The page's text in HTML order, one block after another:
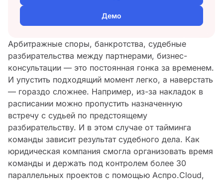
Арбитражные споры, банкротства, судебные
разбирательства между партнерами, бизнес-
консультации — это постоянная гонка за временем.
И упустить подходящий момент легко, а наверстать
— гораздо сложнее. Например, из-за накладок в
расписании можно пропустить назначенную
встречу с судьей по предстоящему
разбирательству. И в этом случае от тайминга
команды зависит результат судебного дела. Как
юридическая компания смогла организовать время
команды и держать под контролем более 30
параллельных проектов с помощью Аспро.Cloud,
Демо